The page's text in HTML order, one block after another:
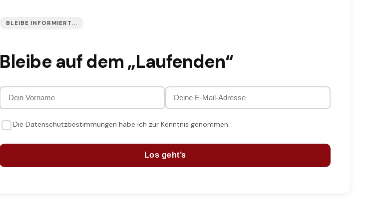
BLEIBE INFORMIERT...
Bleibe auf dem „Laufenden“
Die Datenschutzbestimmungen habe ich zur Kenntnis genommen.
Los geht’s